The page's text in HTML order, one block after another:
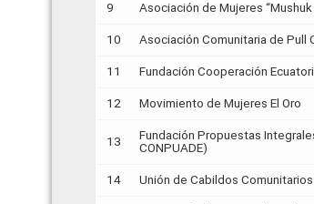
9 Asociación de Mujeres “Mushuk
10 Asociación Comunitaria de Pull
11 Fundación Cooperación
12 Movimiento de Mujeres El Oro
13
Fundación Propuestas
CONPUADE)
14 Unión de Cabildos